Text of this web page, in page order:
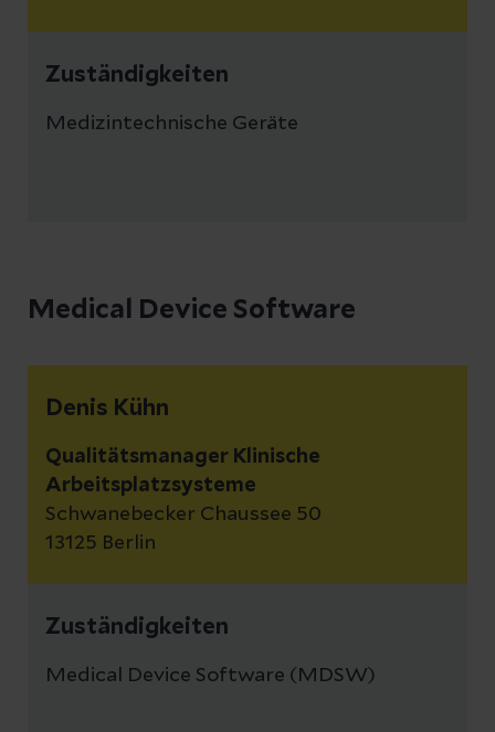
Zuständigkeiten
Medizintechnische Geräte
Medical Device Software
Denis Kühn
Qualitätsmanager Klinische
Arbeitsplatzsysteme
Schwanebecker Chaussee 50
13125 Berlin
Zuständigkeiten
Medical Device Software (MDSW)